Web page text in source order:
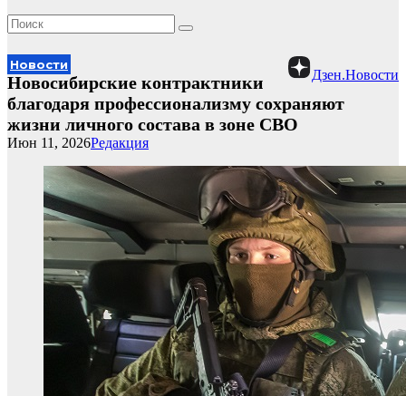
Дзен.Новости
Новости
Новосибирские контрактники
благодаря профессионализму сохраняют
жизни личного состава в зоне СВО
Редакция
Июн 11, 2026